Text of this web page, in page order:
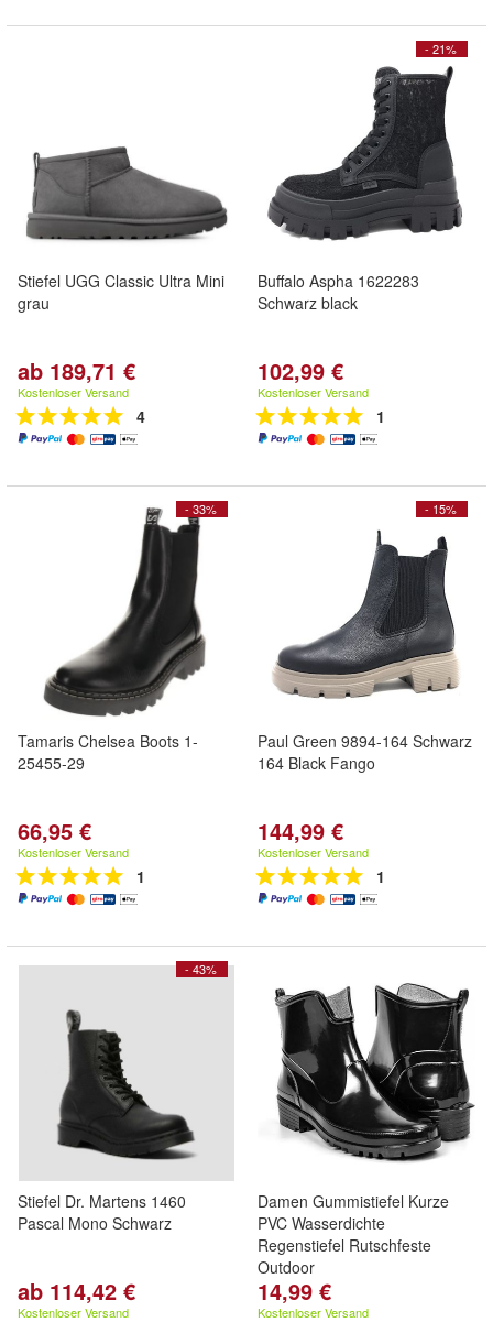
Stiefel UGG Classic Ultra Mini
grau
ab 189,71 €
Kostenloser Versand
4
- 21%
Buffalo Aspha 1622283
Schwarz black
102,99 €
Kostenloser Versand
1
- 33%
Tamaris Chelsea Boots 1-
25455-29
66,95 €
Kostenloser Versand
1
- 15%
Paul Green 9894-164 Schwarz
164 Black Fango
144,99 €
Kostenloser Versand
1
- 43%
Stiefel Dr. Martens 1460
Pascal Mono Schwarz
ab 114,42 €
Kostenloser Versand
Damen Gummistiefel Kurze
PVC Wasserdichte
Regenstiefel Rutschfeste
Outdoor
14,99 €
Kostenloser Versand